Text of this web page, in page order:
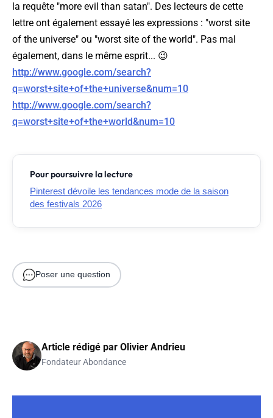
la requête "more evil than satan". Des lecteurs de cette
lettre ont également essayé les expressions : "worst site
of the universe" ou "worst site of the world". Pas mal
également, dans le même esprit... 😉
http://www.google.com/search?
q=worst+site+of+the+universe&num=10
http://www.google.com/search?
q=worst+site+of+the+world&num=10
Pour poursuivre la lecture
Pinterest dévoile les tendances mode de la saison
des festivals 2026
Poser une question
Article rédigé par Olivier Andrieu
Fondateur Abondance